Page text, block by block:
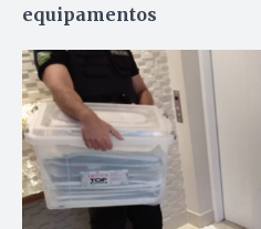
equipamentos